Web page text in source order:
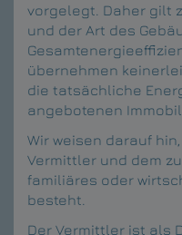
vorgelegt. Daher gilt
und der Art des
übernehmen
die tatsächliche
angebotenen
Wir weisen darauf
Vermittler und dem
familiäres oder
besteht.
Der Vermittler ist als